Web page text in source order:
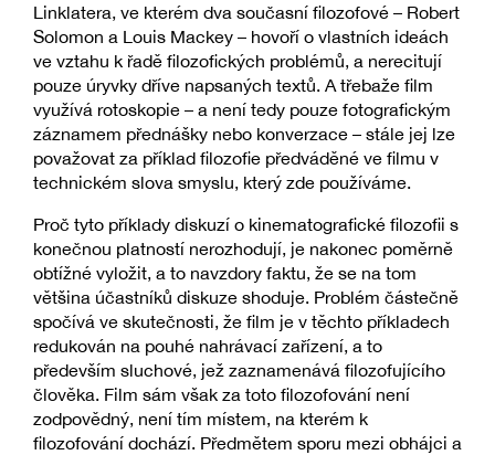
Linklatera, ve kterém dva současní filozofové – Robert
Solomon a Louis Mackey – hovoří o vlastních ideách
ve vztahu k řadě filozofických problémů, a nerecitují
pouze úryvky dříve napsaných textů. A třebaže film
využívá rotoskopie – a není tedy pouze fotografickým
záznamem přednášky nebo konverzace – stále jej lze
považovat za příklad filozofie předváděné ve filmu v
technickém slova smyslu, který zde používáme.
Proč tyto příklady diskuzí o kinematografické filozofii s
konečnou platností nerozhodují, je nakonec poměrně
obtížné vyložit, a to navzdory faktu, že se na tom
většina účastníků diskuze shoduje. Problém částečně
spočívá ve skutečnosti, že film je v těchto příkladech
redukován na pouhé nahrávací zařízení, a to
především sluchové, jež zaznamenává filozofujícího
člověka. Film sám však za toto filozofování není
zodpovědný, není tím místem, na kterém k
filozofování dochází. Předmětem sporu mezi obhájci a